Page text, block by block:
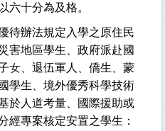
六十分為及格。
待辦法規定入學之原住民
害地區學生、政府派赴國
女、退伍軍人、僑生、蒙
學生、境外優秀科學技術
於人道考量、國際援助或
經專案核定安置之學生：